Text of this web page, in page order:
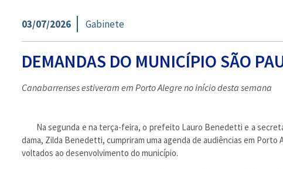
03/07/2026 Gabinete
DEMANDAS DO MUNICÍPIO SÃO
Canabarrenses estiveram em Porto Alegre no início desta semana
Na segunda e na terça-feira, o prefeito Lauro Benedetti e a
dama, Zilda Benedetti, cumpriram uma agenda de audiências em
voltados ao desenvolvimento do município.